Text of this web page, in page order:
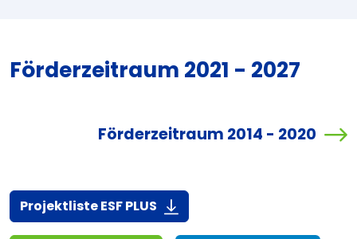
Förderzeitraum 2021 - 2027
Förderzeitraum 2014 - 2020
Projektliste ESF PLUS (916,7 KiB)